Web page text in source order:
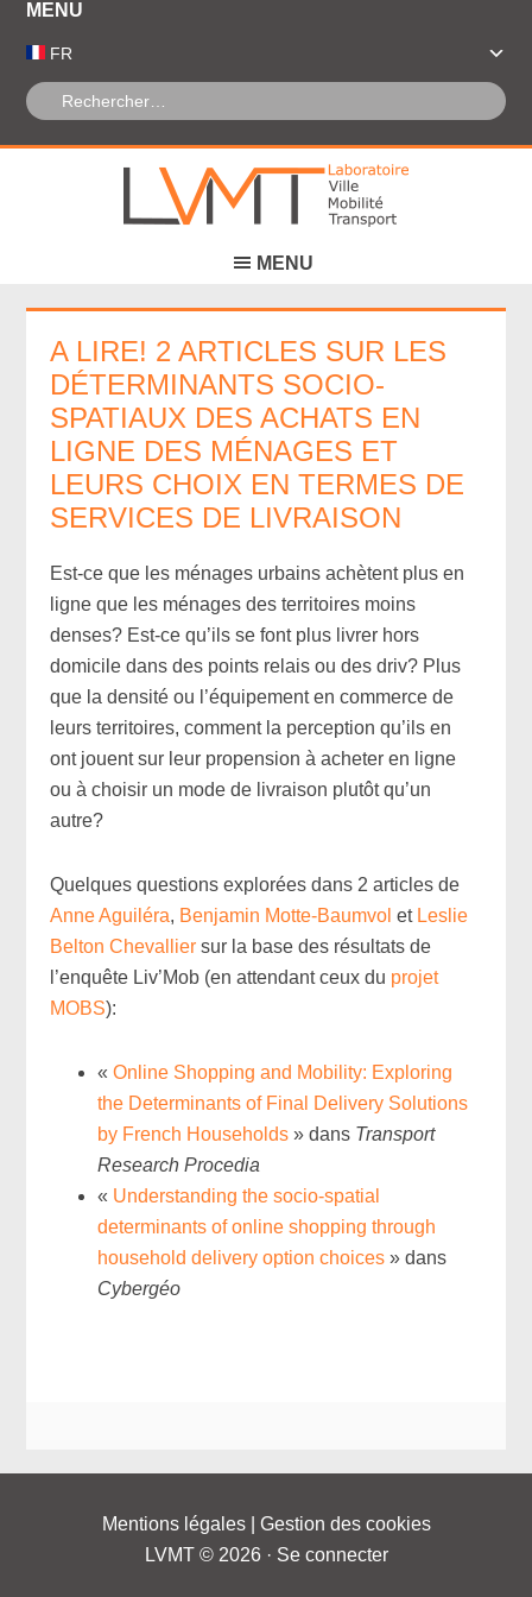
FR
A LIRE! 2 ARTICLES SUR LES
DÉTERMINANTS SOCIO-
SPATIAUX DES ACHATS EN
LIGNE DES MÉNAGES ET
LEURS CHOIX EN TERMES DE
SERVICES DE LIVRAISON
Est-ce que les ménages urbains achètent plus en
ligne que les ménages des territoires moins
denses? Est-ce qu’ils se font plus livrer hors
domicile dans des points relais ou des driv? Plus
que la densité ou l’équipement en commerce de
leurs territoires, comment la perception qu’ils en
ont jouent sur leur propension à acheter en ligne
ou à choisir un mode de livraison plutôt qu’un
autre?
Quelques questions explorées dans 2 articles de
Anne Aguiléra, Benjamin Motte-Baumvol et Leslie
Belton Chevallier sur la base des résultats de
l’enquête Liv’Mob (en attendant ceux du projet
MOBS):
«Online Shopping and Mobility: Exploring
the Determinants of Final Delivery Solutions
by French Households » dans Transport
Research Procedia
« Understanding the socio-spatial
determinants of online shopping through
household delivery option choices » dans
Cybergéo
Mentions légales| Gestion des cookies
LVMT © 2026 · Se connecter
Panneau de gestion des cookies